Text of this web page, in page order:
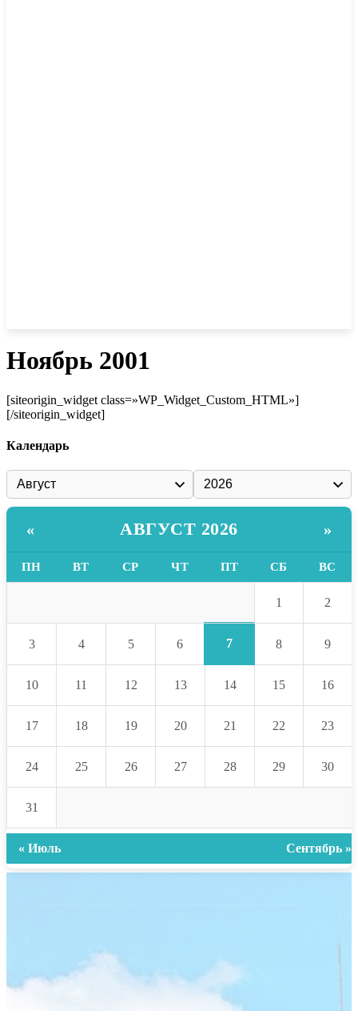
Ноябрь 2001
[siteorigin_widget class=»WP_Widget_Custom_HTML»]
[/siteorigin_widget]
Календарь
« АВГУСТ 2026 »
ПН ВТ СР ЧТ ПТ СБ ВС
1 2
3 4 5 6 7 8 9
10 11 12 13 14 15 16
17 18 19 20 21 22 23
24 25 26 27 28 29 30
31
« Июль Сентябрь »